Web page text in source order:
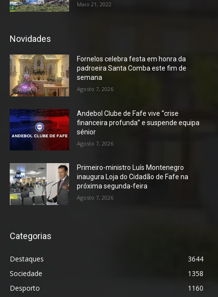
Maio 21, 2022
Novidades
Fornelos celebra festa em honra da
padroeira Santa Comba este fim de
semana
Agosto 7, 2026
Andebol Clube de Fafe vive “crise
financeira profunda” e suspende equipa
sénior
Agosto 7, 2026
Primeiro-ministro Luís Montenegro
inaugura Loja do Cidadão de Fafe na
próxima segunda-feira
Agosto 7, 2026
Categorias
Destaques
3644
Sociedade
1358
Desporto
1160